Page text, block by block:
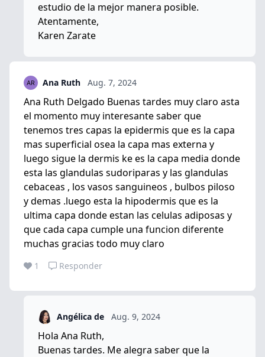
estudio de la mejor manera posible.
Atentamente,
Karen Zarate
Ana Ruth Aug. 7, 2024
Ana Ruth Delgado Buenas tardes muy claro asta
el momento muy interesante saber que
tenemos tres capas la epidermis que es la capa
mas superficial osea la capa mas externa y
luego sigue la dermis ke es la capa media donde
esta las glandulas sudoriparas y las glandulas
cebaceas , los vasos sanguineos , bulbos piloso
y demas .luego esta la hipodermis que es la
ultima capa donde estan las celulas adiposas y
que cada capa cumple una funcion diferente
muchas gracias todo muy claro
1 Responder
Angélica de Aug. 9, 2024
Hola Ana Ruth,
Buenas tardes. Me alegra saber que la